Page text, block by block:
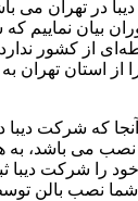
در تهران می
بیان نماییم
از کشور
استان تهران
که شرکت
نصب می باشد،
را شرکت دیبا
شما نصب بالن